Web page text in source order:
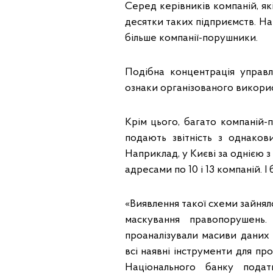
Серед керівників компаній,
десятки таких підприємств.
більше компанії-порушники.
Подібна концентрація
ознаки організованого
Крім цього, багато
подають звітність з
Наприклад, у Києві за однією
адресами по 10 і 13 компаній.
«Виявлення такої схеми
маскування
проаналізували масиви
всі наявні інструменти для
Національного банку